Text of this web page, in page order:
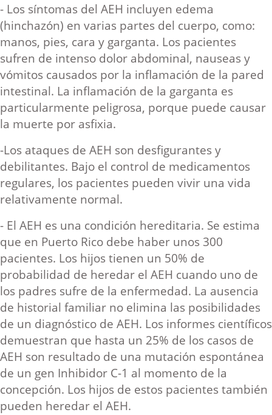
- Los síntomas del AEH incluyen edema
(hinchazón) en varias partes del cuerpo, como:
manos, pies, cara y garganta. Los pacientes
sufren de intenso dolor abdominal, nauseas y
vómitos causados por la inflamación de la pared
intestinal. La inflamación de la garganta es
particularmente peligrosa, porque puede causar
la muerte por asfixia.
-Los ataques de AEH son desfigurantes y
debilitantes. Bajo el control de medicamentos
regulares, los pacientes pueden vivir una vida
relativamente normal.
- El AEH es una condición hereditaria. Se estima
que en Puerto Rico debe haber unos 300
pacientes. Los hijos tienen un 50% de
probabilidad de heredar el AEH cuando uno de
los padres sufre de la enfermedad. La ausencia
de historial familiar no elimina las posibilidades
de un diagnóstico de AEH. Los informes científicos
demuestran que hasta un 25% de los casos de
AEH son resultado de una mutación espontánea
de un gen Inhibidor C-1 al momento de la
concepción. Los hijos de estos pacientes también
pueden heredar el AEH.